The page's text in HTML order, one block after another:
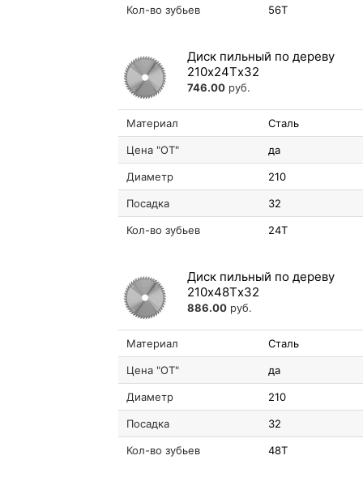
Кол-во зубьев 56T
Диск пильный по дереву
210х24Tх32
746.00 руб.
Материал Сталь
Цена "ОТ" да
Диаметр 210
Посадка 32
Кол-во зубьев 24T
Диск пильный по дереву
210х48Tх32
886.00 руб.
Материал Сталь
Цена "ОТ" да
Диаметр 210
Посадка 32
Кол-во зубьев 48T